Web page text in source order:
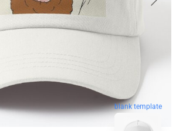
blank template